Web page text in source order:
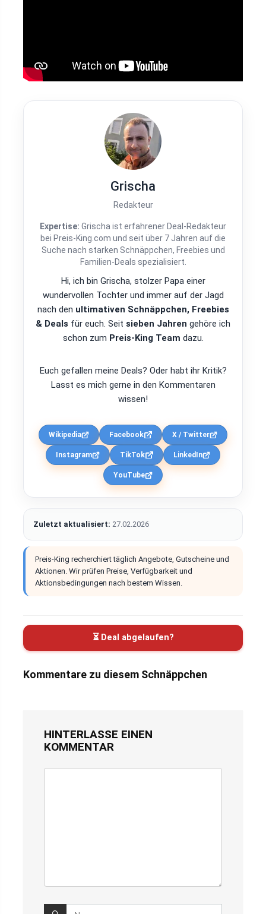
Grischa
Redakteur
Expertise: Grischa ist erfahrener Deal-Redakteur
bei Preis-King.com und seit über 7 Jahren auf die
Suche nach starken Schnäppchen, Freebies und
Familien-Deals spezialisiert.
Hi, ich bin Grischa, stolzer Papa einer
wundervollen Tochter und immer auf der Jagd
nach den ultimativen Schnäppchen, Freebies
& Deals für euch. Seit sieben Jahren gehöre ich
schon zum Preis-King Team dazu.
Euch gefallen meine Deals? Oder habt ihr Kritik?
Lasst es mich gerne in den Kommentaren
wissen!
Wikipedia Facebook X / Twitter
Instagram TikTok LinkedIn
YouTube
Zuletzt aktualisiert: 27.02.2026
Preis-King recherchiert täglich Angebote, Gutscheine und
Aktionen. Wir prüfen Preise, Verfügbarkeit und
Aktionsbedingungen nach bestem Wissen.
⏳ Deal abgelaufen?
Kommentare zu diesem Schnäppchen
HINTERLASSE EINEN
KOMMENTAR